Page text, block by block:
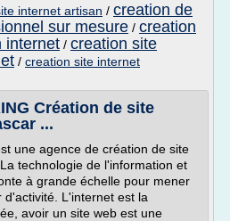
internet artisan / creation de
sur mesure / creation
internet / creation site
/ creation site internet
Création de site
...
une agence de création de site
technologie de l'information et
à grande échelle pour mener
L'internet est la
avoir un site web est une